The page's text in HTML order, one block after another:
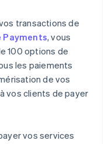
transactions de
Payments, vous
100 options de
les paiements
de vos
vos clients de payer
vos services